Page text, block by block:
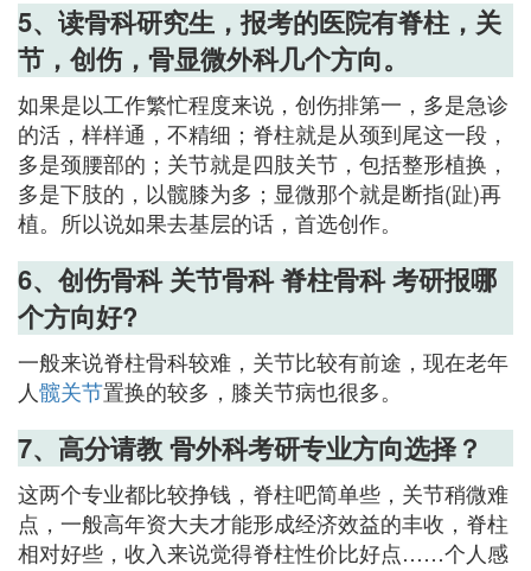
5、读骨科研究生，报考的医院有脊柱，关
节，创伤，骨显微外科几个方向。
如果是以工作繁忙程度来说，创伤排第一，多是急诊
的活，样样通，不精细；脊柱就是从颈到尾这一段，
多是颈腰部的；关节就是四肢关节，包括整形植换，
多是下肢的，以髋膝为多；显微那个就是断指(趾)再
植。所以说如果去基层的话，首选创作。
6、创伤骨科 关节骨科 脊柱骨科 考研报哪
个方向好?
一般来说脊柱骨科较难，关节比较有前途，现在老年
人髋关节置换的较多，膝关节病也很多。
7、高分请教 骨外科考研专业方向选择？
这两个专业都比较挣钱，脊柱吧简单些，关节稍微难
点，一般高年资大夫才能形成经济效益的丰收，脊柱
相对好些，收入来说觉得脊柱性价比好点……个人感